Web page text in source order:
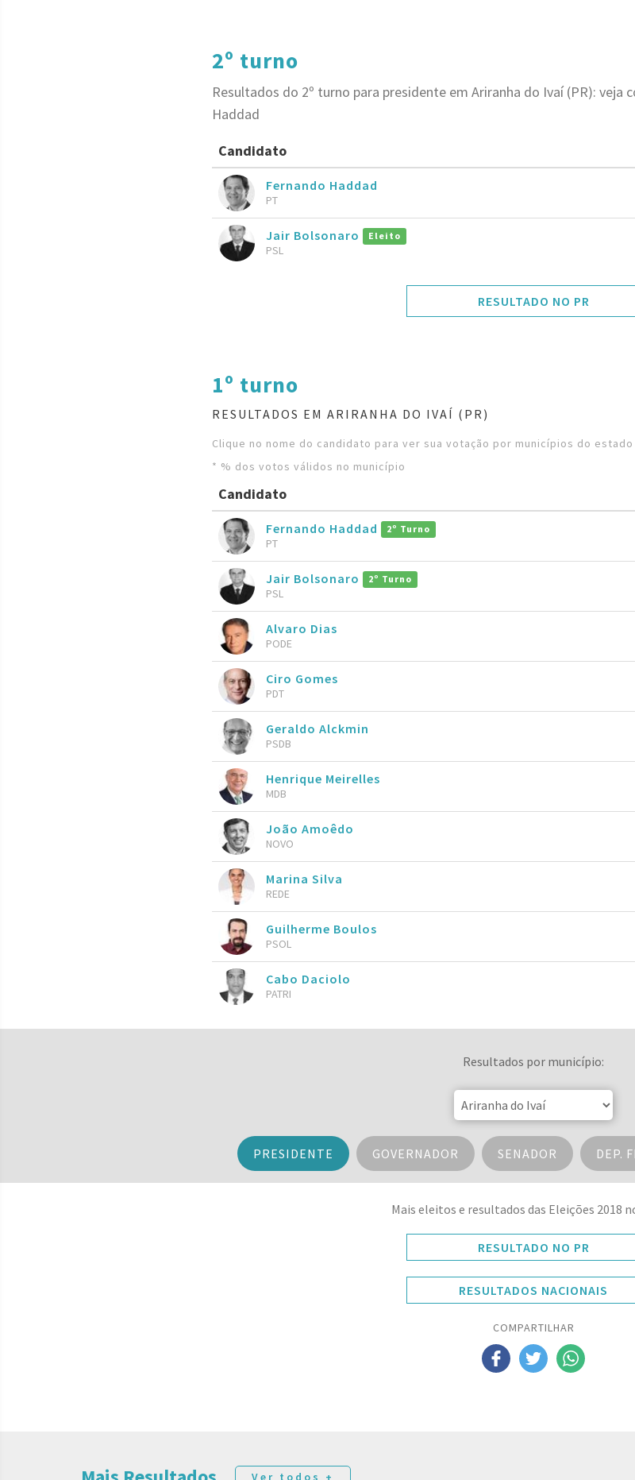
2º turno
Resultados do 2º turno para presidente em Ariranha do Ivaí (PR):
Haddad
Candidato
Fernando Haddad
PT
Jair Bolsonaro Eleito
PSL
RESULTADO NO PR
1º turno
RESULTADOS EM ARIRANHA DO IVAÍ (PR)
Clique no nome do candidato para ver sua votação por municípios do
* % dos votos válidos no município
Candidato
Fernando Haddad 2º Turno
PT
Jair Bolsonaro 2º Turno
PSL
Alvaro Dias
PODE
Ciro Gomes
PDT
Geraldo Alckmin
PSDB
Henrique Meirelles
MDB
João Amoêdo
NOVO
Marina Silva
REDE
Guilherme Boulos
PSOL
Cabo Daciolo
PATRI
Resultados por município:
PRESIDENTE GOVERNADOR SENADOR DEP.
Mais eleitos e resultados das Eleições 2018
RESULTADO NO PR
RESULTADOS NACIONAIS
COMPARTILHAR
Ver todos +